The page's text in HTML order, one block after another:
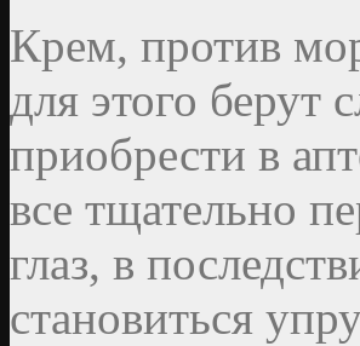
Крем, против
для этого
приобрести в
все тщательно
глаз, в
становиться